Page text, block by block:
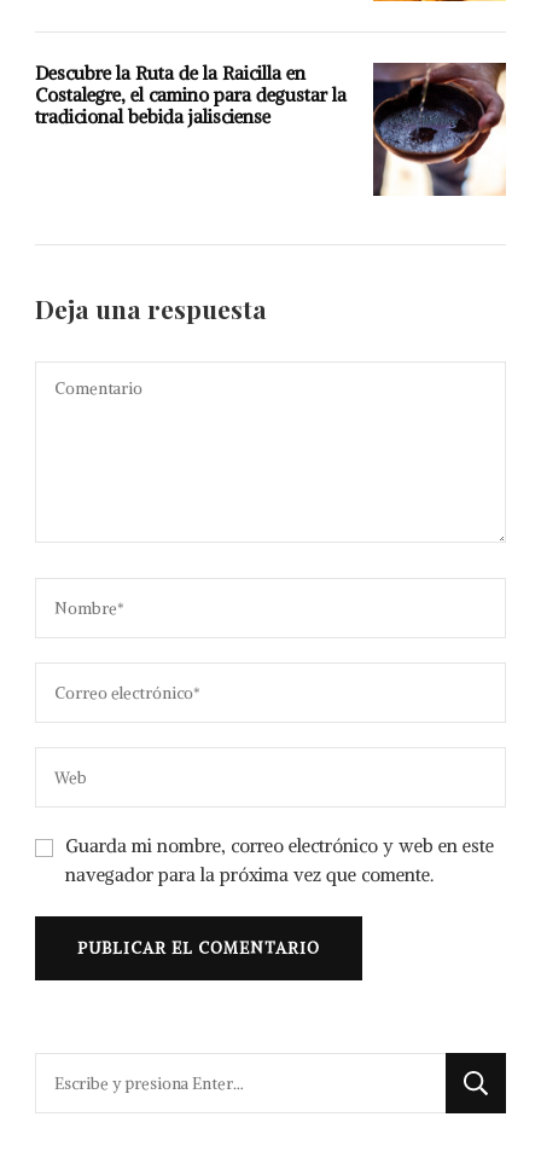
Descubre la Ruta de la Raicilla en
Costalegre, el camino para degustar la
tradicional bebida jalisciense
Deja una respuesta
Guarda mi nombre, correo electrónico y web en este
navegador para la próxima vez que comente.